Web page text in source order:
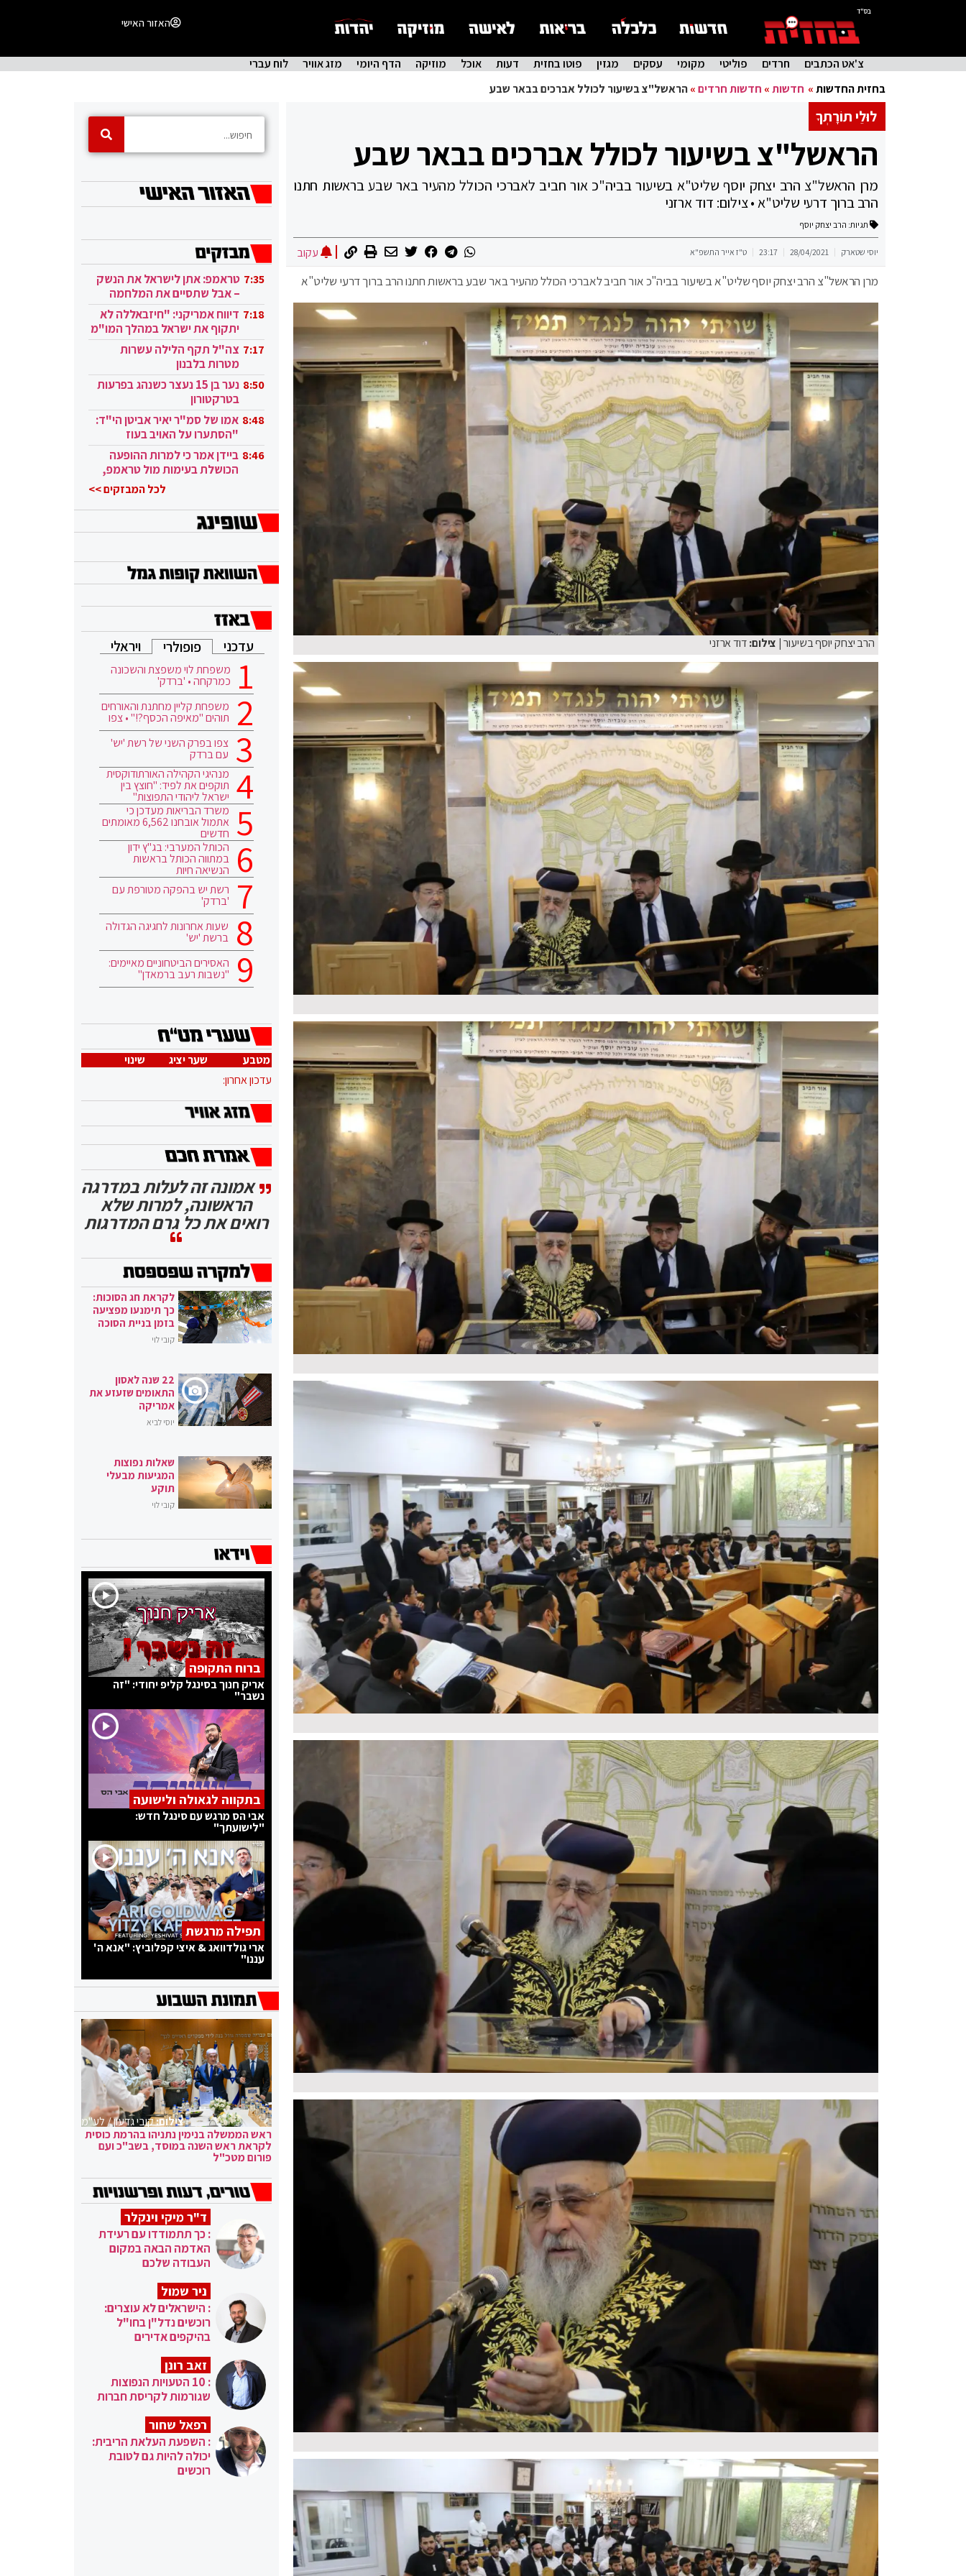
בס"ד
האזור האישי
צ'אט הכתבים חרדים פוליטי מקומי עסקים מגזין פוטו בחזית דעות אוכל מוזיקה הדף היומי מזג אוויר
לוח עברי
בחזית החדשות» חדשות» חדשות חרדים»הראשל"צ בשיעור לכולל אברכים בבאר שבע
לוּלֵי תוֹרָתְךָ
הראשל"צ בשיעור לכולל אברכים בבאר שבע
מרן הראשל"צ הרב יצחק יוסף שליט"א בשיעור בביה"כ אור חביב לאברכי הכולל מהעיר באר שבע בראשות חתנו
הרב ברוך דרעי שליט"א • צילום: דוד ארזני
תגיות: הרב יצחק יוסף
יוסי שטארק 28/04/2021
23:17 ט"ז אייר התשפ"א עקוב
מרן הראשל"צ הרב יצחק יוסף שליט"א בשיעור בביה"כ אור חביב לאברכי הכולל מהעיר באר שבע בראשות חתנו הרב ברוך דרעי שליט"א
הרב יצחק יוסף בשיעור| צילום:דוד ארזני
7:35 טראמפ: אתן לישראל את הנשק
– אבל שתסיים את המלחמה
בעזה 7:18 דיווח אמריקני: "חיזבאללה לא
יתקוף את ישראל במהלך המו"מ
בקטאר" 7:17 צה"ל תקף הלילה עשרות
מטרות בלבנון
8:50
נער בן 15 נעצר כשנהג בפרעות
בטרקטורון
8:48 אמו של סמ"ר יאיר אביטן הי"ד:
"הסתערו על האויב בעוז
ובגבורה" 8:46 ביידן אמר כי למרות ההופעה
הכושלת בעימות מול טראמפ,
לכל המבזקים >>
עדכני פופולרי ויראלי
משפחת לוי משפצת והשכונה
כמרקחה • 'ברדק'
משפחת קליין מחתנת והאורחים
תוהים "מאיפה הכסף?!" • צפו
צפו בפרק השני של רשת 'יש'
עם ברדק
מנהיגי הקהילה האורתודוקסית
תוקפים את לפיד: "חוצץ בין
ישראל ליהודי התפוצות"
משרד הבריאות מעדכן כי
אתמול אובחנו 6,562 מאומתים
חדשים
הכותל המערבי: בג"ץ ידון
במתווה הכותל בראשות
הנשיאה חיות
רשת יש בהפקה מטורפת עם
'ברדק'
שעות אחרונות לחגיגה הגדולה
ברשת 'יש'
האסירים הביטחוניים מאיימים:
"נשבות רעב ברמאדן"
מטבע שער יציג
שינוי
עדכון אחרון:
אמונה זה לעלות במדרגה
הראשונה, למרות שלא
רואים את כל גרם המדרגות
לקראת חג הסוכות:
כך תימנעו מפציעה
בזמן בניית הסוכה
קובי לוי
22 שנה לאסון
התאומים שזעזע את
אמריקה
יוסי לביא
שאלות נפוצות
המגיעות מבעלי
תוקע
קובי לוי
ברוח התקופה
אריק חנוך בסינגל קליפ יחודי: "זה
נשבר"
בתקווה לגאולה ולישועה
אבי הס מרגש עם סינגל חדש:
"לישועתך"
תפילה מרגשת
ארי גולדוואג & איצי קפלוביץ: "אנא ה'
עננו"
צילום:קובי גדעון / לע"מ
ראש הממשלה בנימין נתניהו בהרמת כוסית
לקראת ראש השנה במוסד, בשב"כ ועם
פורום מטכ"ל
ד"ר מיקי וינקלר
: כך תתמודדו עם רעידת
האדמה הבאה במקום
העבודה שלכם
ניר שמול
: הישראלים לא עוצרים:
רוכשים נדל"ן בחו"ל
בהיקפים אדירים
זאב רונן
: 10 הטעויות הנפוצות
שגורמות לקריסת חברות
רפאל שחור
: השפעת העלאת הריבית:
יכולה להיות גם לטובת
רוכשים